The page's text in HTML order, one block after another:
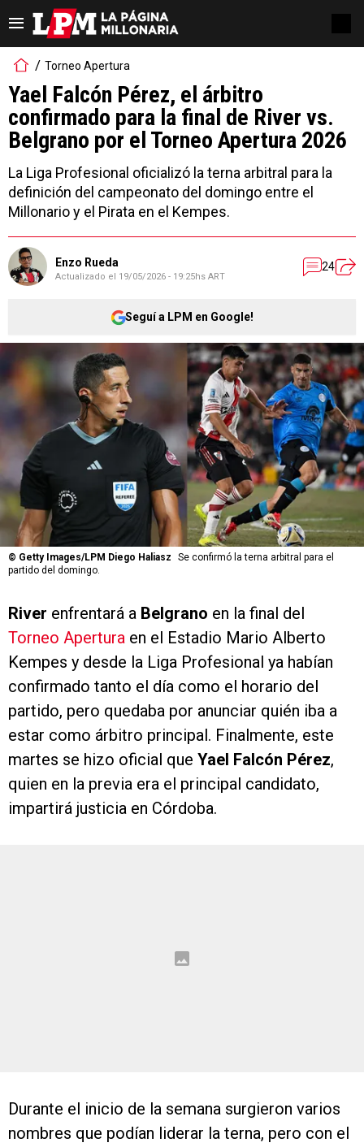
Torneo Apertura
Yael Falcón Pérez, el árbitro
confirmado para la final de River vs.
Belgrano por el Torneo Apertura 2026
La Liga Profesional oficializó la terna arbitral para la
definición del campeonato del domingo entre el
Millonario y el Pirata en el Kempes.
Enzo Rueda
Actualizado el 19/05/2026 - 19:25hs ART
24
Seguí a LPM en Google!
© Getty Images/LPM Diego Haliasz
Se confirmó la terna arbitral para el
partido del domingo.
River enfrentará a Belgrano en la final del
Torneo Apertura en el Estadio Mario Alberto
Kempes y desde la Liga Profesional ya habían
confirmado tanto el día como el horario del
partido, pero quedaba por anunciar quién iba a
estar como árbitro principal. Finalmente, este
martes se hizo oficial que Yael Falcón Pérez,
quien en la previa era el principal candidato,
impartirá justicia en Córdoba.
Durante el inicio de la semana surgieron varios
nombres que podían liderar la terna, pero con el